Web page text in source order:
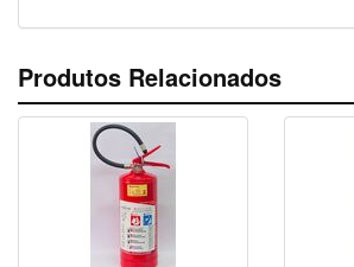
Produtos Relacionados